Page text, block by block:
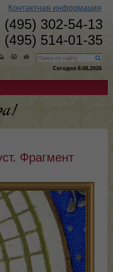
Контактная информация
(495) 302-54-13
(495) 514-01-35
Сегодня 8.08.2026
Фрагмент